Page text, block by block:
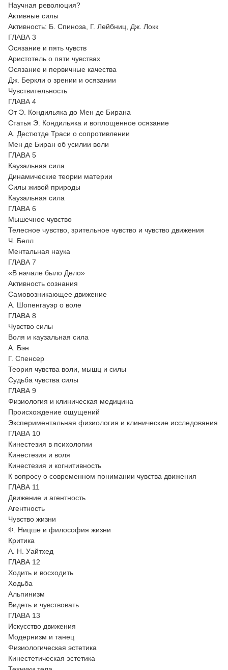
Научная революция?
Активные силы
Активность: Б. Спиноза, Г. Лейбниц, Дж. Локк
ГЛАВА 3
Осязание и пять чувств
Аристотель о пяти чувствах
Осязание и первичные качества
Дж. Беркли о зрении и осязании
Чувствительность
ГЛАВА 4
От Э. Кондильяка до Мен де Бирана
Статья Э. Кондильяка и воплощенное осязание
А. Дестютде Траси о сопротивлении
Мен де Биран об усилии воли
ГЛАВА 5
Каузальная сила
Динамические теории материи
Силы живой природы
Каузальная сила
ГЛАВА 6
Мышечное чувство
Телесное чувство, зрительное чувство и чувство движения
Ч. Белл
Ментальная наука
ГЛАВА 7
«В начале было Дело»
Активность сознания
Самовозникающее движение
А. Шопенгауэр о воле
ГЛАВА 8
Чувство силы
Воля и каузальная сила
А. Бэн
Г. Спенсер
Теория чувства воли, мышц и силы
Судьба чувства силы
ГЛАВА 9
Физиология и клиническая медицина
Происхождение ощущений
Экспериментальная физиология и клинические исследования
ГЛАВА 10
Кинестезия в психологии
Кинестезия и воля
Кинестезия и когнитивность
К вопросу о современном понимании чувства движения
ГЛАВА 11
Движение и агентность
Агентность
Чувство жизни
Ф. Ницше и философия жизни
Критика
А. Н. Уайтхед
ГЛАВА 12
Ходить и восходить
Ходьба
Альпинизм
Видеть и чувствовать
ГЛАВА 13
Искусство движения
Модернизм и танец
Физиологическая эстетика
Кинестетическая эстетика